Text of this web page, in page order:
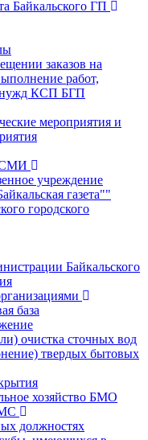
Байкальского ГП
заказов на
работ,
нужд КСП БГП
мероприятия и
СМИ
учреждение
газета""
городского
Байкальского
база
очистка сточных вод
твердых бытовых
хозяйство БМО
должностях